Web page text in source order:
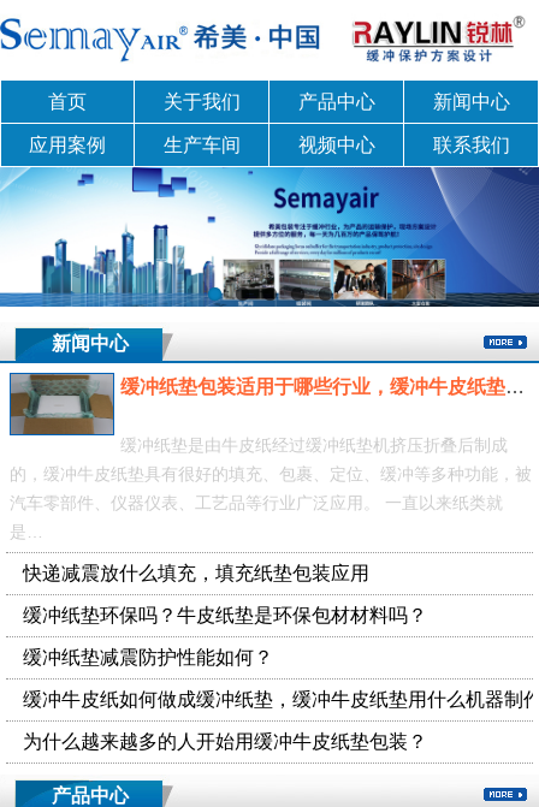
首页 关于我们 产品中心 新闻中心
应用案例 生产车间 视频中心 联系我们
新闻中心
缓冲纸垫包装适用于哪些行业，缓冲牛皮纸垫包装应用
缓冲纸垫是由牛皮纸经过缓冲纸垫机挤压折叠后制成
的，缓冲牛皮纸垫具有很好的填充、包裹、定位、缓冲等多种功能，被
汽车零部件、仪器仪表、工艺品等行业广泛应用。 一直以来纸类就
是…
快递减震放什么填充，填充纸垫包装应用
缓冲纸垫环保吗？牛皮纸垫是环保包材材料吗？
缓冲纸垫减震防护性能如何？
缓冲牛皮纸如何做成缓冲纸垫，缓冲牛皮纸垫用什么机器制
为什么越来越多的人开始用缓冲牛皮纸垫包装？
产品中心